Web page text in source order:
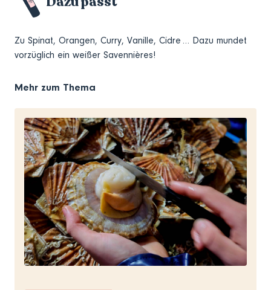
Zu Spinat, Orangen, Curry, Vanille, Cidre … Dazu mundet
vorzüglich ein weißer Savennières!
Mehr zum Thema